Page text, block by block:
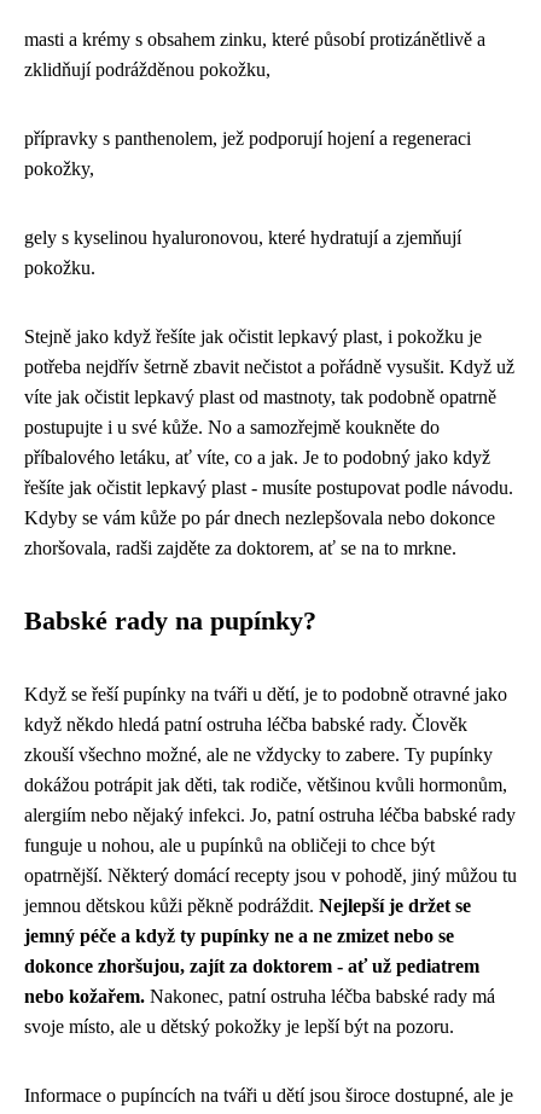
masti a krémy s obsahem zinku, které působí protizánětlivě a
zklidňují podrážděnou pokožku,
přípravky s panthenolem, jež podporují hojení a regeneraci
pokožky,
gely s kyselinou hyaluronovou, které hydratují a zjemňují
pokožku.
Stejně jako když řešíte jak očistit lepkavý plast, i pokožku je
potřeba nejdřív šetrně zbavit nečistot a pořádně vysušit. Když už
víte jak očistit lepkavý plast od mastnoty, tak podobně opatrně
postupujte i u své kůže. No a samozřejmě koukněte do
příbalového letáku, ať víte, co a jak. Je to podobný jako když
řešíte jak očistit lepkavý plast - musíte postupovat podle návodu.
Kdyby se vám kůže po pár dnech nezlepšovala nebo dokonce
zhoršovala, radši zajděte za doktorem, ať se na to mrkne.
Babské rady na pupínky?
Když se řeší pupínky na tváři u dětí, je to podobně otravné jako
když někdo hledá patní ostruha léčba babské rady. Člověk
zkouší všechno možné, ale ne vždycky to zabere. Ty pupínky
dokážou potrápit jak děti, tak rodiče, většinou kvůli hormonům,
alergiím nebo nějaký infekci. Jo, patní ostruha léčba babské rady
funguje u nohou, ale u pupínků na obličeji to chce být
opatrnější. Některý domácí recepty jsou v pohodě, jiný můžou tu
jemnou dětskou kůži pěkně podráždit. Nejlepší je držet se
jemný péče a když ty pupínky ne a ne zmizet nebo se
dokonce zhoršujou, zajít za doktorem - ať už pediatrem
nebo kožařem. Nakonec, patní ostruha léčba babské rady má
svoje místo, ale u dětský pokožky je lepší být na pozoru.
Informace o pupíncích na tváři u dětí jsou široce dostupné, ale je